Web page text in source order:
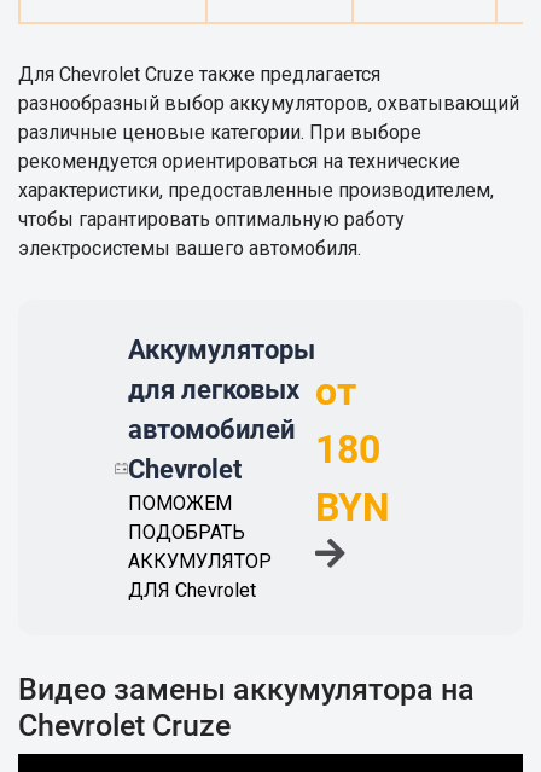
Для Chevrolet Cruze также предлагается
разнообразный выбор аккумуляторов, охватывающий
различные ценовые категории. При выборе
рекомендуется ориентироваться на технические
характеристики, предоставленные производителем,
чтобы гарантировать оптимальную работу
электросистемы вашего автомобиля.
Аккумуляторы
для легковых
автомобилей
Chevrolet
ПОМОЖЕМ
ПОДОБРАТЬ
АККУМУЛЯТОР
ДЛЯ Chevrolet
от
180
BYN
Видео замены аккумулятора на
Chevrolet Cruze